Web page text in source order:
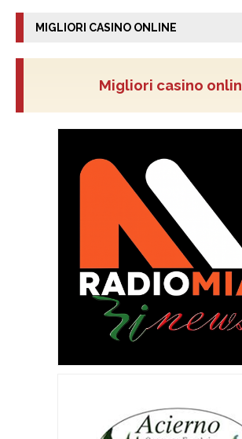
MIGLIORI CASINO ONLINE
Migliori casino